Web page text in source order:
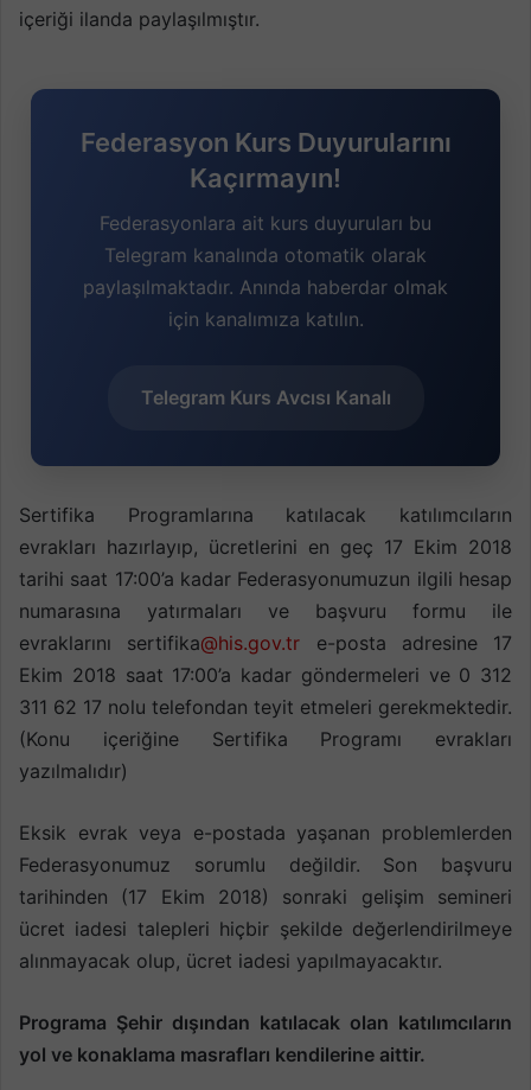
içeriği ilanda paylaşılmıştır.
Federasyon Kurs Duyurularını
Kaçırmayın!
Federasyonlara ait kurs duyuruları bu
Telegram kanalında otomatik olarak
paylaşılmaktadır. Anında haberdar olmak
için kanalımıza katılın.
Telegram Kurs Avcısı Kanalı
Sertifika Programlarına katılacak katılımcıların
evrakları hazırlayıp, ücretlerini en geç 17 Ekim 2018
tarihi saat 17:00’a kadar Federasyonumuzun ilgili hesap
numarasına yatırmaları ve başvuru formu ile
evraklarını sertifika@his.gov.tr e-posta adresine 17
Ekim 2018 saat 17:00’a kadar göndermeleri ve 0 312
311 62 17 nolu telefondan teyit etmeleri gerekmektedir.
(Konu içeriğine Sertifika Programı evrakları
yazılmalıdır)
Eksik evrak veya e-postada yaşanan problemlerden
Federasyonumuz sorumlu değildir. Son başvuru
tarihinden (17 Ekim 2018) sonraki gelişim semineri
ücret iadesi talepleri hiçbir şekilde değerlendirilmeye
alınmayacak olup, ücret iadesi yapılmayacaktır.
Programa Şehir dışından katılacak olan katılımcıların
yol ve konaklama masrafları kendilerine aittir.